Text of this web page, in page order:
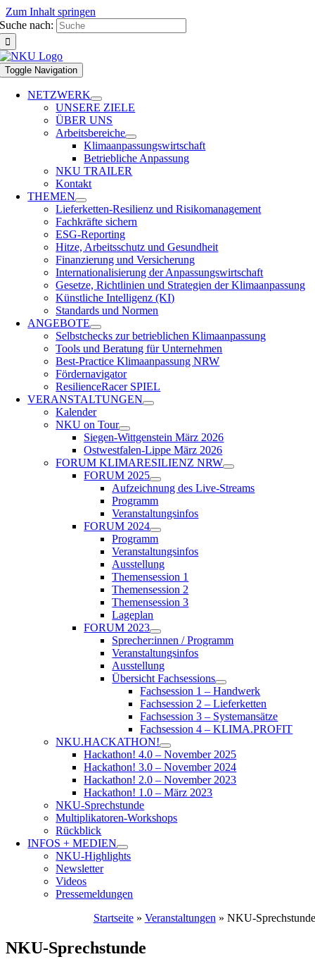
Zum Inhalt springen
Suche nach:
Toggle Navigation
NETZWERK
UNSERE ZIELE
ÜBER UNS
Arbeitsbereiche
Klimaanpassungswirtschaft
Betriebliche Anpassung
NKU TRAILER
Kontakt
THEMEN
Lieferketten-Resilienz und Risikomanagement
Fachkräfte sichern
ESG-Reporting
Hitze, Arbeitsschutz und Gesundheit
Finanzierung und Versicherung
Internationalisierung der Anpassungswirtschaft
Gesetze, Richtlinien und Strategien der Klimaanpassung
Künstliche Intelligenz (KI)
Standards und Normen
ANGEBOTE
Selbstchecks zur betrieblichen Klimaanpassung
Tools und Beratung für Unternehmen
Best-Practice Klimaanpassung NRW
Fördernavigator
ResilienceRacer SPIEL
VERANSTALTUNGEN
Kalender
NKU on Tour
Siegen-Wittgenstein März 2026
Ost­west­falen-Lippe März 2026
FORUM KLIMARESILIENZ NRW
FORUM 2025
Aufzeichnung des Live-Streams
Programm
Veranstaltungsinfos
FORUM 2024
Programm
Veranstaltungsinfos
Ausstellung
Themensession 1
Themensession 2
Themensession 3
Lageplan
FORUM 2023
Sprecher:innen / Programm
Veranstaltungsinfos
Ausstellung
Übersicht Fachsessions
Fachsession 1 – Handwerk
Fachsession 2 – Lieferketten
Fachsession 3 – Systemansätze
Fachsession 4 – KLIMA.PROFIT
NKU.HACKATHON!
Hackathon! 4.0 – November 2025
Hackathon! 3.0 – November 2024
Hackathon! 2.0 – November 2023
Hackathon! 1.0 – März 2023
NKU-Sprechstunde
Multiplikatoren-Workshops
Rückblick
INFOS + MEDIEN
NKU-Highlights
Newsletter
Videos
Pressemeldungen
Startseite» Veranstaltungen » NKU-Sprechstunde
NKU-Sprechstunde